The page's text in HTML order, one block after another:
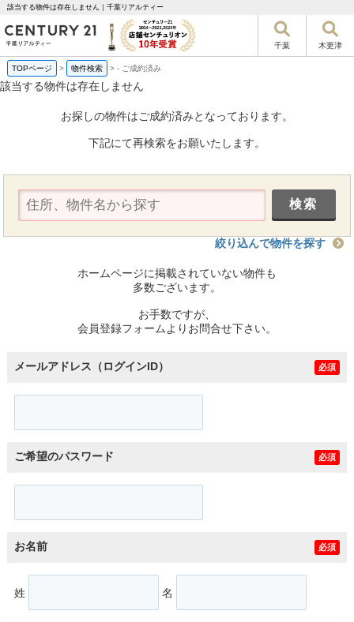
該当する物件は存在しません｜千葉リアルティー
千葉 木更津
TOPページ > 物件検索 >- ご成約済み
該当する物件は存在しません
お探しの物件はご成約済みとなっております。
下記にて再検索をお願いたします。
絞り込んで物件を探す
ホームページに掲載されていない物件も
多数ございます。
お手数ですが、
会員登録フォームよりお問合せ下さい。
メールアドレス（ログインID） 必須
ご希望のパスワード 必須
お名前 必須
姓 名